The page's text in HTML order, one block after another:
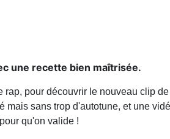
une recette bien maîtrisée.
pour découvrir le nouveau clip
mais sans trop d'autotune, et une
qu'on valide !